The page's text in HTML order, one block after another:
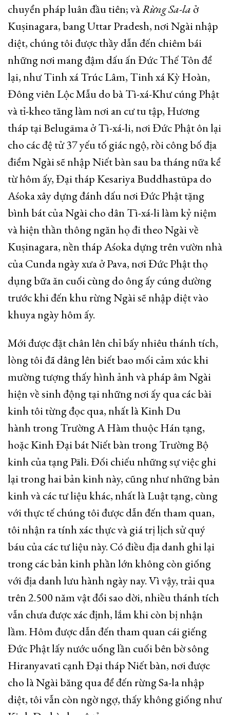
chuyển pháp luân đầu tiên; vàRừng Sa-laở
Kuṣinagara, bang Uttar Pradesh, nơi Ngài nhập
diệt, chúng tôi được thầy dẫn đến chiêm bái
những nơi mang đậm dấu ấn Đức Thế Tôn để
lại, như Tinh xá Trúc Lâm, Tinh xá Kỳ Hoàn,
Đông viên Lộc Mẫu do bà Tì-xá-Khư cúng Phật
và tỉ-kheo tăng làm nơi an cư tu tập, Hương
tháp tại Belugāma ở Tì-xá-li, nơi Đức Phật ôn lại
cho các đệ tử 37 yếu tố giác ngộ, rồi công bố địa
điểm Ngài sẽ nhập Niết bàn sau ba tháng nữa kể
từ hôm ấy, Đại tháp Kesariya Buddhastūpa do
Aśoka xây dựng đánh dấu nơi Đức Phật tặng
bình bát của Ngài cho dân Tì-xá-li làm kỷ niệm
và hiện thần thông ngăn họ đi theo Ngài về
Kuṣinagara, nền tháp Aśoka dựng trên vườn nhà
của Cunda ngày xưa ở Pava, nơi Đức Phật thọ
dụng bữa ăn cuối cùng do ông ấy cúng dường
trước khi đến khu rừng Ngài sẽ nhập diệt vào
khuya ngày hôm ấy.
Mới được đặt chân lên chỉ bấy nhiêu thánh tích,
lòng tôi đã dâng lên biết bao mối cảm xúc khi
mường tượng thấy hình ảnh và pháp âm Ngài
hiện về sinh động tại những nơi ấy qua các bài
kinh tôi từng đọc qua, nhất là Kinh Du
hành trong Trường A Hàm thuộc Hán tạng,
hoặc Kinh Đại bát Niết bàn trong Trường Bộ
kinh của tạng Pāli. Đối chiếu những sự việc ghi
lại trong hai bản kinh này, cũng như những bản
kinh và các tư liệu khác, nhất là Luật tạng, cùng
với thực tế chúng tôi được dẫn đến tham quan,
tôi nhận ra tính xác thực và giá trị lịch sử quý
báu của các tư liệu này. Có điều địa danh ghi lại
trong các bản kinh phần lớn không còn giống
với địa danh lưu hành ngày nay. Vì vậy, trải qua
trên 2.500 năm vật đổi sao dời, nhiều thánh tích
vẫn chưa được xác định, lắm khi còn bị nhận
lầm. Hôm được dẫn đến tham quan cái giếng
Đức Phật lấy nước uống lần cuối bên bờ sông
Hiranyavatī cạnh Đại tháp Niết bàn, nơi được
cho là Ngài băng qua để đến rừng Sa-la nhập
diệt, tôi vẫn còn ngờ ngợ, thấy không giống như